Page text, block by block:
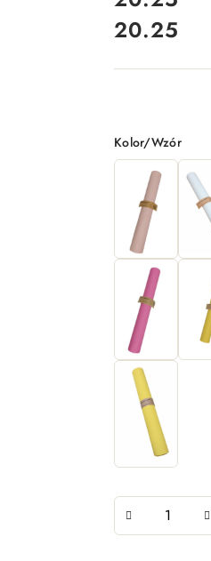
Cena:
20.25
Wariant
Kolor/Wzór